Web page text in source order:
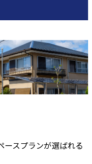
ースプランが選ばれる